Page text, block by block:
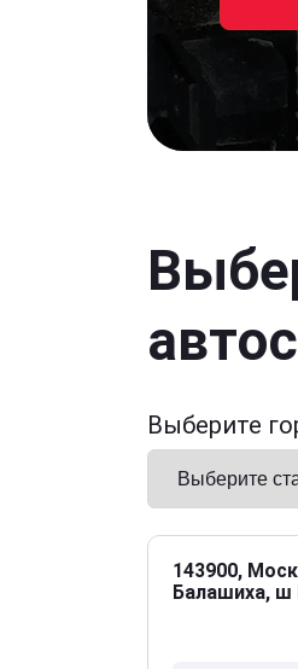
Выберите
143900,
Балашиха, ш